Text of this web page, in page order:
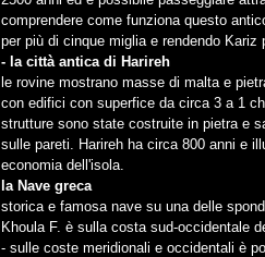
comprendere come funziona questo
per più di cinque miglia e rendendo
- la città antica di Harireh
le rovine mostrano masse di malta e
con edifici con superfice da circa 3 a 1
strutture sono state costruite in pietra e
sulle pareti. Harireh ha circa 800 anni e
economia dell'isola.
la Nave greca
storica e famosa nave su una delle
Khoula F. è sulla costa sud-occidentale
- sulle coste meridionali e occidentali è